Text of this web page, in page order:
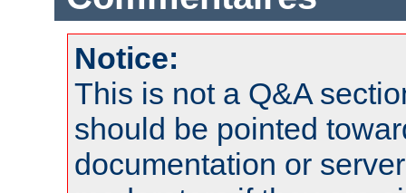
Notice:
This is not a Q&A
should be pointed
documentation or